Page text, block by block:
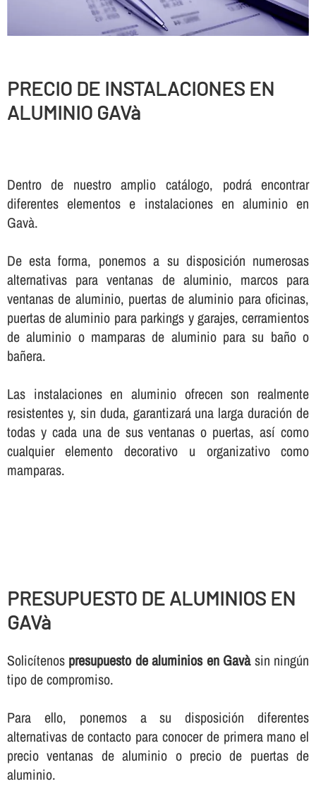
PRECIO DE INSTALACIONES EN
ALUMINIO GAVà
Dentro de nuestro amplio catálogo, podrá encontrar
diferentes elementos e instalaciones en aluminio en
Gavà.
De esta forma, ponemos a su disposición numerosas
alternativas para ventanas de aluminio, marcos para
ventanas de aluminio, puertas de aluminio para oficinas,
puertas de aluminio para parkings y garajes, cerramientos
de aluminio o mamparas de aluminio para su baño o
bañera.
Las instalaciones en aluminio ofrecen son realmente
resistentes y, sin duda, garantizará una larga duración de
todas y cada una de sus ventanas o puertas, así­ como
cualquier elemento decorativo u organizativo como
mamparas.
PRESUPUESTO DE ALUMINIOS EN
GAVà
Solicí­tenos presupuesto de aluminios en Gavàsin ningún
tipo de compromiso.
Para ello, ponemos a su disposición diferentes
alternativas de contacto para conocer de primera mano el
precio ventanas de aluminio o precio de puertas de
aluminio.